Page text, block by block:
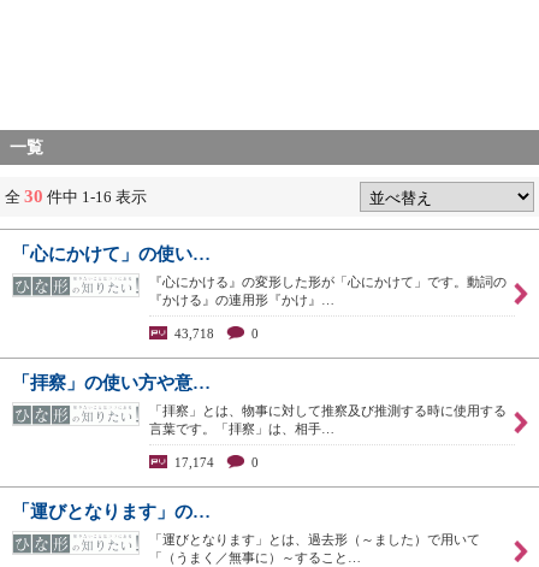
一覧
全 30 件中 1-16 表示
「心にかけて」の使い…
『心にかける』の変形した形が「心にかけて」です。動詞の
『かける』の連用形『かけ』…
43,718 0
「拝察」の使い方や意…
「拝察」とは、物事に対して推察及び推測する時に使用する
言葉です。「拝察」は、相手…
17,174 0
「運びとなります」の…
「運びとなります」とは、過去形（～ました）で用いて
「（うまく／無事に）～すること…